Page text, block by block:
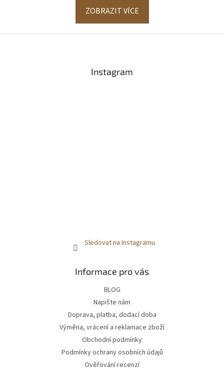
ZOBRAZIT VÍCE
Instagram
Sledovat na Instagramu
Informace pro vás
BLOG
Napište nám
Doprava, platba, dodací doba
Výměna, vrácení a reklamace zboží
Obchodní podmínky
Podmínky ochrany osobních údajů
Ověřování recenzí